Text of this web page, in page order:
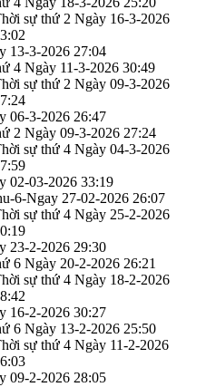
sự thứ 2 Ngày 16-3-2026
13-3-2026 27:04
4 Ngày 11-3-2026 30:49
sự thứ 2 Ngày 09-3-2026
06-3-2026 26:47
2 Ngày 09-3-2026 27:24
sự thứ 4 Ngày 04-3-2026
02-03-2026 33:19
6-Ngay 27-02-2026 26:07
sự thứ 4 Ngày 25-2-2026
23-2-2026 29:30
6 Ngày 20-2-2026 26:21
sự thứ 4 Ngày 18-2-2026
16-2-2026 30:27
6 Ngày 13-2-2026 25:50
sự thứ 4 Ngày 11-2-2026
09-2-2026 28:05